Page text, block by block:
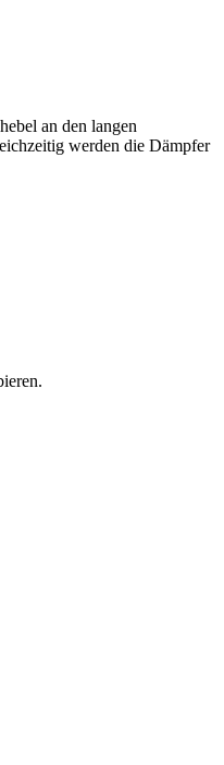
an den langen
werden die Dämpfer